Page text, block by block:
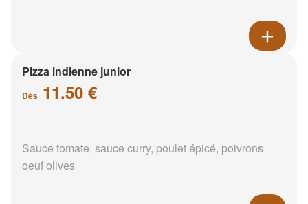
Pizza indienne junior
Dès 11.50 €
Sauce tomate, sauce curry, poulet épicé, poivrons
oeuf olives